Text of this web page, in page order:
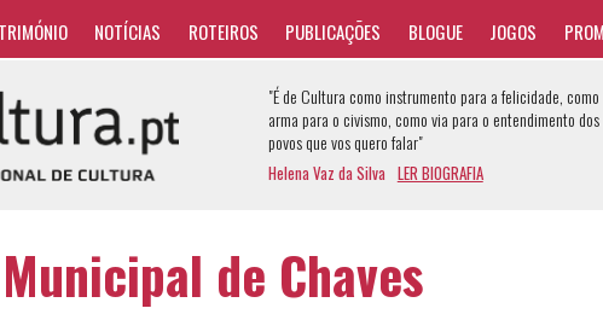
NOTÍCIAS ROTEIROS PUBLICAÇÕES BLOGUE JOGOS
"É de Cultura como instrumento para a felicidade, como
arma para o civismo, como via para o entendimento dos
povos que vos quero falar"
Helena Vaz da Silva LER BIOGRAFIA
de Chaves